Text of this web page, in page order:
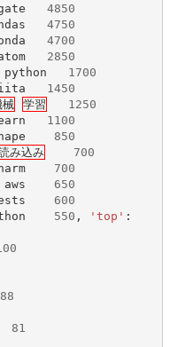
4850
4750
4700
2850
python
1700
1450
械 学習
1250
1100
850
み込み
700
700
aws
650
600
550 , 'top' :
88
81